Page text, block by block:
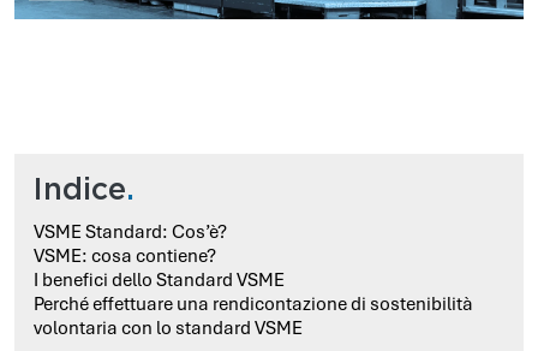
Indice.
VSME Standard: Cos’è?
VSME: cosa contiene?
I benefici dello Standard VSME
Perché effettuare una rendicontazione di sostenibilità
volontaria con lo standard VSME